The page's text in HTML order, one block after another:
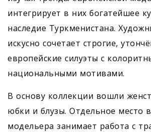
интегрирует в них богатейшее
наследие Туркменистана.
искусно сочетает строгие,
европейские силуэты с
национальными мотивами.
В основу коллекции вошли
юбки и блузы. Отдельное место
модельера занимает работа с